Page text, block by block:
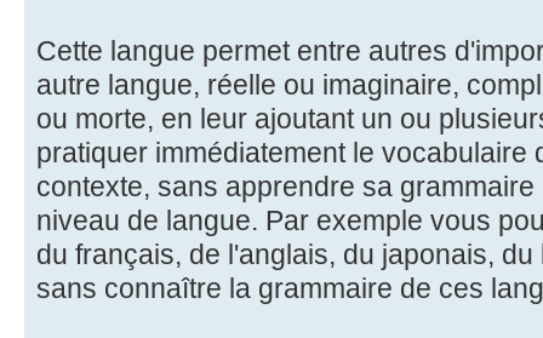
Cette langue permet entre autres
autre langue, réelle ou imaginaire,
ou morte, en leur ajoutant un ou
pratiquer immédiatement le vocabulaire
contexte, sans apprendre sa
niveau de langue. Par exemple vous
du français, de l'anglais, du japonais,
sans connaître la grammaire de ces